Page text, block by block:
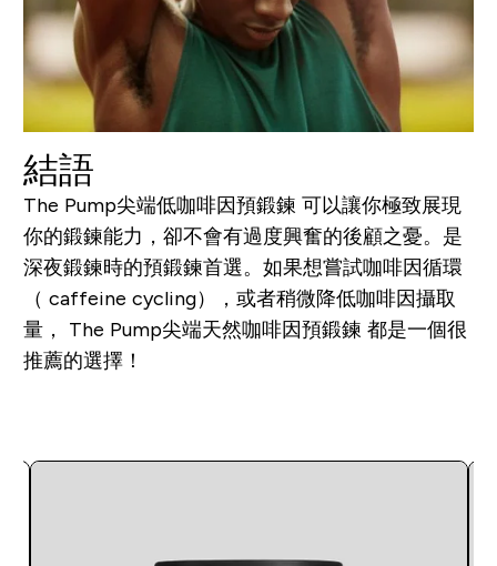
結語
The Pump尖端低咖啡因預鍛鍊 可以讓你極致展現
你的鍛鍊能力，卻不會有過度興奮的後顧之憂。是
深夜鍛鍊時的預鍛鍊首選。如果想嘗試咖啡因循環
（ caffeine cycling），或者稍微降低咖啡因攝取
量， The Pump尖端天然咖啡因預鍛鍊 都是一個很
推薦的選擇！